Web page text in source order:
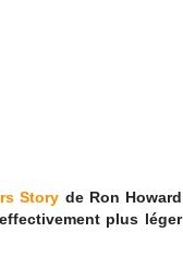
Story de Ron Howard
plus léger